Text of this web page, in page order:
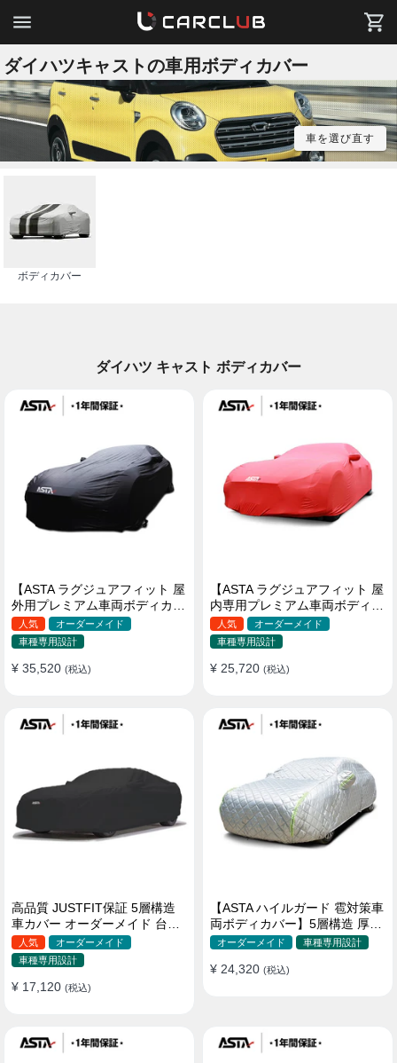
ダイハツキャストの車用ボディカバー
車を選び直す
ボディカバー
ダイハツ キャスト ボディカバー
【ASTA ラグジュアフィット 屋
外用プレミアム車両ボディカバ
ー】PUレザー製 オーダーメイ
ド 高級感 裏起毛車カバー 強風
対策
人気
オーダーメイド
車種専用設計
¥ 35,520 (税込)
【ASTA ラグジュアフィット 屋
内専用プレミアム車両ボディカ
バー】オーダーメイド 最高級
生地 柔かい 裏起毛車カバー
人気
オーダーメイド
車種専用設計
¥ 25,720 (税込)
高品質 JUSTFIT保証 5層構造
車カバー オーダーメイド 台風
対策 裏起毛 防水 耐久性 傷保護
人気
オーダーメイド
車種専用設計
¥ 17,120 (税込)
【ASTA ハイルガード 雹対策車
両ボディカバー】5層構造 厚手
オーダーメイド 凍結防止 防雪
ィカバー
オーダーメイド 車種専用設計
¥ 24,320 (税込)